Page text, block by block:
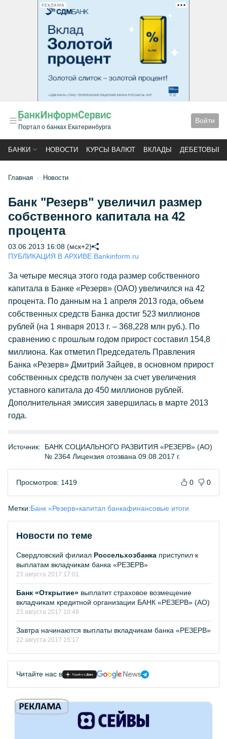
РЕКЛАМА
Портал о банках Екатеринбурга
Войти
БАНКИ НОВОСТИ КУРСЫ ВАЛЮТ ВКЛАДЫ ДЕБЕТОВЫЕ
Главная Новости
Банк "Резерв" увеличил размер
собственного капитала на 42
процента
03.06.2013 16:08 (мск+2)
ПУБЛИКАЦИЯ В АРХИВЕ Bankinform.ru
За четыре месяца этого года размер собственного
капитала в Банке «Резерв» (ОАО) увеличился на 42
процента. По данным на 1 апреля 2013 года, объем
собственных средств Банка достиг 523 миллионов
рублей (на 1 января 2013 г. – 368,228 млн руб.). По
сравнению с прошлым годом прирост составил 154,8
миллиона. Как отметил Председатель Правления
Банка «Резерв» Дмитрий Зайцев, в основном прирост
собственных средств получен за счет увеличения
уставного капитала до 450 миллионов рублей.
Дополнительная эмиссия завершилась в марте 2013
года.
Источник:
БАНК СОЦИАЛЬНОГО РАЗВИТИЯ «РЕЗЕРВ» (АО)
№ 2364 Лицензия отозвана 09.08.2017 г.
Просмотров: 1419 0 0
Метки:Банк «Резерв»капитал банкафинансовые итоги
Новости по теме
Свердловский филиал Россельхозбанка приступил к
выплатам вкладчикам банка «РЕЗЕРВ»
23 августа 2017 17:01
Банк «Открытие» выплатит страховое возмещение
вкладчикам кредитной организации БАНК «РЕЗЕРВ» (АО)
23 августа 2017 10:48
Завтра начинаются выплаты вкладчикам банка «РЕЗЕРВ»
22 августа 2017 15:17
Читайте нас в